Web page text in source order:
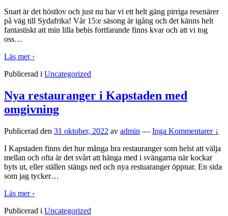
Snart är det höstlov och just nu har vi ett helt gäng pirriga resenärer
på väg till Sydafrika! Vår 15:e säsong är igång och det känns helt
fantastiskt att min lilla bebis fortfarande finns kvar och att vi tog
oss…
Läs mer ›
Publicerad i Uncategorized
Nya restauranger i Kapstaden med
omgivning
Publicerad den 31 oktober, 2022 av admin — Inga Kommentarer ↓
I Kapstaden finns det hur många bra restauranger som helst att välja
mellan och ofta är det svårt att hänga med i svängarna när kockar
byts ut, eller ställen stängs ned och nya restuaranger öppnar. En sida
som jag tycker…
Läs mer ›
Publicerad i Uncategorized